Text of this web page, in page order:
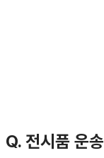
Q. 전시품 운송